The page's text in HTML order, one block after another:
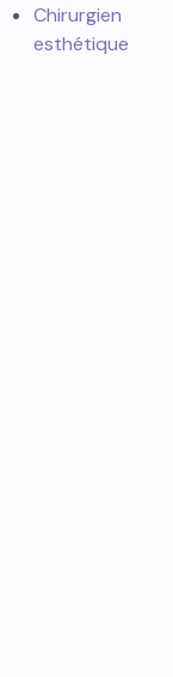
Chirurgien
esthétique